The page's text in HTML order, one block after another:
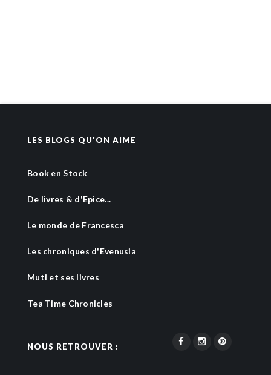
LES BLOGS QU'ON AIME
Book en Stock
De livres & d'Epice...
Le monde de Francesca
Les chroniques d'Evenusia
Muti et ses livres
Tea Time Chronicles
NOUS RETROUVER :